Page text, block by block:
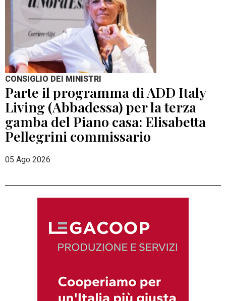
CONSIGLIO DEI MINISTRI
Parte il programma di ADD Italy
Living (Abbadessa) per la terza
gamba del Piano casa: Elisabetta
Pellegrini commissario
05 Ago 2026